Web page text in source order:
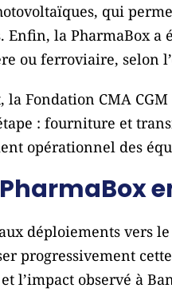
qui
Enfin, la PharmaBox
ou ferroviaire, selon
la Fondation CMA
: fourniture et
opérationnel des
déploiements vers
progressivement
l’impact observé à